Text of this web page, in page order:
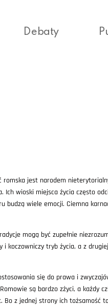
Debaty
romska jest narodem
wioski miejsca życia często
budzą wiele emocji. Ciemna
mogą być zupełnie
koczowniczy tryb życia, a z
się do prawa i
są bardzo zżyci, a każdy
z jednej strony ich tożsamość